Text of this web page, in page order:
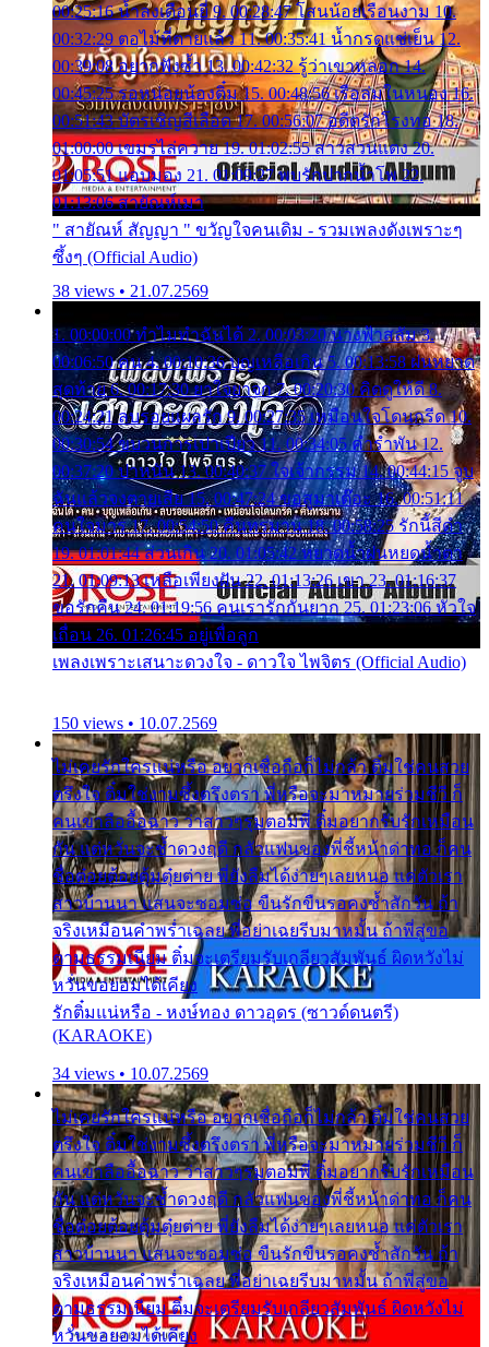
00:25:16 น้ำลงเดือนยี่ 9. 00:28:47 โสนน้อยเรือนงาม 10.
00:32:29 ตอไม้ที่ตายแล้ว 11. 00:35:41 น้ำกรดแช่เย็น 12.
00:39:08 อยากฟังซ้ำ 13. 00:42:32 รู้ว่าเขาหลอก 14.
00:45:25 รอหน่อยน้องติ๋ม 15. 00:48:56 เรือล่มในหนอง 16.
00:51:43 บัตรเชิญสีเลือด 17. 00:56:07 อดีตรักโรงทอ 18.
01:00:00 เขมรไล่ควาย 19. 01:02:55 สาวสวนแตง 20.
01:05:51 แอบมอง 21. 01:09:27 พบรักปากน้ำโพ 22.
01:13:06 สายัณห์เมา
" สายัณห์ สัญญา " ขวัญใจคนเดิม - รวมเพลงดังเพราะๆ
ซึ้งๆ (Official Audio)
38 views • 21.07.2569
1. 00:00:00 ทำไมทำฉันได้ 2. 00:03:20 นางฟ้าสลัม 3.
00:06:50 คน 4. 00:10:36 บุญเหลือเกิน 5. 00:13:58 ฝนหยาด
สุดท้าย 6. 00:17:30 ยาใจยาจก 7. 00:20:30 คิดดูให้ดี 8.
00:24:21 ลบรอยแผลรัก 9. 00:27:35 เหมือนใจโดนกรีด 10.
00:30:54 ขบวนการเปาเปียว 11. 00:34:05 คำรำพัน 12.
00:37:20 ปาหนัน 13. 00:40:37 ใจเจ้ากรรม 14. 00:44:15 จูบ
ฉันแล้วจงตายเสีย 15. 00:47:24 ขอสูมาเต๊อะ 16. 00:51:11
คนใจมาร 17. 00:54:50 คืนทรมาน 18. 00:58:25 รักนี้สีดำ
19. 01:01:44 ส่วนเกิน 20. 01:05:42 หยาดน้ำฝนหยดน้ำตา
21. 01:09:13 เหลือเพียงฝัน 22. 01:13:26 เขา 23. 01:16:37
ขอรักคืน 24. 01:19:56 คนเรารักกันยาก 25. 01:23:06 หัวใจ
เถื่อน 26. 01:26:45 อยู่เพื่อลูก
เพลงเพราะเสนาะดวงใจ - ดาวใจ ไพจิตร (Official Audio)
150 views • 10.07.2569
ไม่เคยรักใครแน่หรือ อยากเชื่อถือก็ไม่กล้า ติ๋มใช่คนสวย
ตรึงใจ ติ๋มใช่งามซึ้งตรึงตรา พี่หรือจะมาหมายร่วมชีวี ก็
คนเขาลืออื้อฉาว ว่าสาวๆรุมตอมพี่ ติ๋มอยากรับรักเหมือน
กัน แต่หวั่นจะช้ำดวงฤดี กลัวแฟนของพี่ชี้หน้าด่าทอ ก็คน
ชื่อต๋อยต้อยตุ้มตุ๋ยต่าย พี่ยังลืมได้ง่ายๆเลยหนอ แค่ตัวเรา
สาวบ้านนา แสนจะซอมซ่อ ขืนรักขืนรอคงช้ำสักวัน ถ้า
จริงเหมือนคำพร่ำเฉลย พี่อย่าเฉยรีบมาหมั้น ถ้าพี่สู่ขอ
ตามธรรมเนียม ติ๋มจะเตรียมรับเกลียวสัมพันธ์ ผิดหวังไม่
หวั่นขอยอมได้เคียง
รักติ๋มแน่หรือ - หงษ์ทอง ดาวอุดร (ซาวด์ดนตรี)
(KARAOKE)
34 views • 10.07.2569
ไม่เคยรักใครแน่หรือ อยากเชื่อถือก็ไม่กล้า ติ๋มใช่คนสวย
ตรึงใจ ติ๋มใช่งามซึ้งตรึงตรา พี่หรือจะมาหมายร่วมชีวี ก็
คนเขาลืออื้อฉาว ว่าสาวๆรุมตอมพี่ ติ๋มอยากรับรักเหมือน
กัน แต่หวั่นจะช้ำดวงฤดี กลัวแฟนของพี่ชี้หน้าด่าทอ ก็คน
ชื่อต๋อยต้อยตุ้มตุ๋ยต่าย พี่ยังลืมได้ง่ายๆเลยหนอ แค่ตัวเรา
สาวบ้านนา แสนจะซอมซ่อ ขืนรักขืนรอคงช้ำสักวัน ถ้า
จริงเหมือนคำพร่ำเฉลย พี่อย่าเฉยรีบมาหมั้น ถ้าพี่สู่ขอ
ตามธรรมเนียม ติ๋มจะเตรียมรับเกลียวสัมพันธ์ ผิดหวังไม่
หวั่นขอยอมได้เคียง